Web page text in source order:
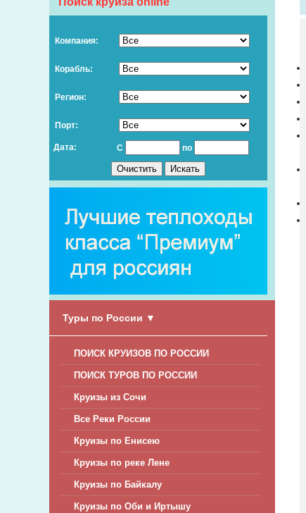
Компания:
Корабль:
Регион:
Порт:
Дата: С по
Туры по России ▼
ПОИСК КРУИЗОВ ПО РОССИИ
ПОИСК ТУРОВ ПО РОССИИ
Круизы из Сочи
Все Реки России
Круизы по Енисею
Круизы по реке Лене
Круизы по Байкалу
Круизы по Оби и Иртышу